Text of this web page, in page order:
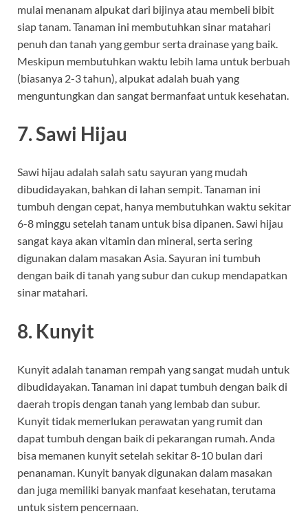
mulai menanam alpukat dari bijinya atau membeli bibit
siap tanam. Tanaman ini membutuhkan sinar matahari
penuh dan tanah yang gembur serta drainase yang baik.
Meskipun membutuhkan waktu lebih lama untuk berbuah
(biasanya 2-3 tahun), alpukat adalah buah yang
menguntungkan dan sangat bermanfaat untuk kesehatan.
7.Sawi Hijau
Sawi hijau adalah salah satu sayuran yang mudah
dibudidayakan, bahkan di lahan sempit. Tanaman ini
tumbuh dengan cepat, hanya membutuhkan waktu sekitar
6-8 minggu setelah tanam untuk bisa dipanen. Sawi hijau
sangat kaya akan vitamin dan mineral, serta sering
digunakan dalam masakan Asia. Sayuran ini tumbuh
dengan baik di tanah yang subur dan cukup mendapatkan
sinar matahari.
8. Kunyit
Kunyit adalah tanaman rempah yang sangat mudah untuk
dibudidayakan. Tanaman ini dapat tumbuh dengan baik di
daerah tropis dengan tanah yang lembab dan subur.
Kunyit tidak memerlukan perawatan yang rumit dan
dapat tumbuh dengan baik di pekarangan rumah. Anda
bisa memanen kunyit setelah sekitar 8-10 bulan dari
penanaman. Kunyit banyak digunakan dalam masakan
dan juga memiliki banyak manfaat kesehatan, terutama
untuk sistem pencernaan.